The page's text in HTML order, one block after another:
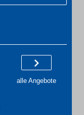
alle Angebote